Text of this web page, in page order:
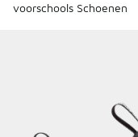
voorschools Schoenen